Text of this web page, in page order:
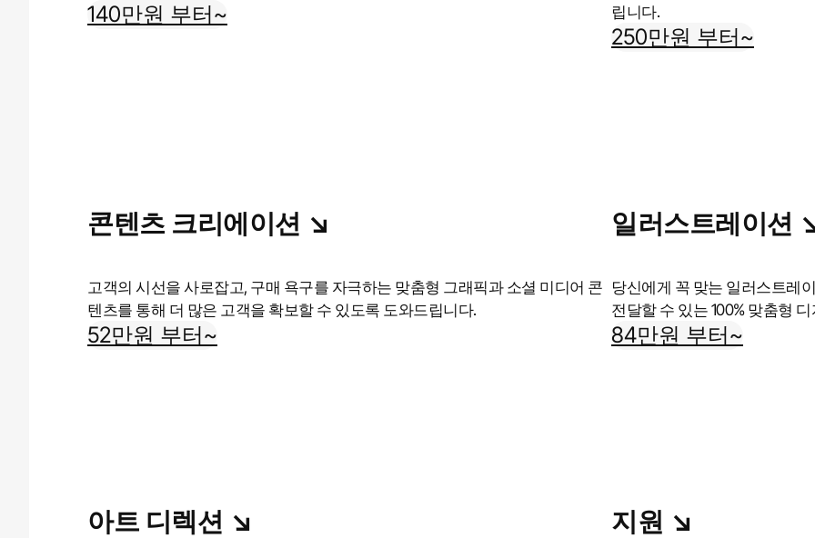
140만원 부터~
립니다.
250만원 부터~
콘텐츠 크리에이션 ↘︎
고객의 시선을 사로잡고, 구매 욕구를 자극하는 맞춤형 그래픽과 소셜 미디어 콘
텐츠를 통해 더 많은 고객을 확보할 수 있도록 도와드립니다.
52만원 부터~
일러스트레이션
당신에게 꼭 맞는 일러스트레
전달할 수 있는 100% 맞춤형
84만원 부터~
아트 디렉션 ↘︎ 지원 ↘︎